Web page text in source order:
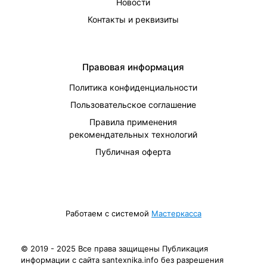
Новости
Контакты и реквизиты
Правовая информация
Политика конфиденциальности
Пользовательское соглашение
Правила применения
рекомендательных технологий
Публичная оферта
Работаем с системой Мастеркасса
© 2019 - 2025 Все права защищены Публикация
информации с сайта santexnika.info без разрешения